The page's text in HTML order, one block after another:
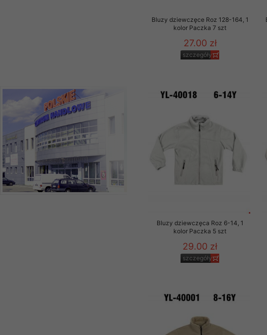
Bluzy dziewczęce Roz 128-164, 1
kolor Paczka 7 szt
27.00 zł
szczegóły
Bluzy dziewczęca Roz 6-14, 1
kolor Paczka 5 szt
29.00 zł
szczegóły